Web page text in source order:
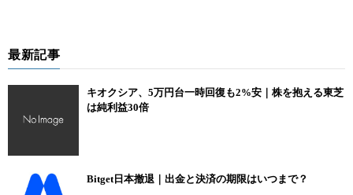
最新記事
キオクシア、5万円台一時回復も2%安｜株を抱える東芝
は純利益30倍
Bitget日本撤退｜出金と決済の期限はいつまで？